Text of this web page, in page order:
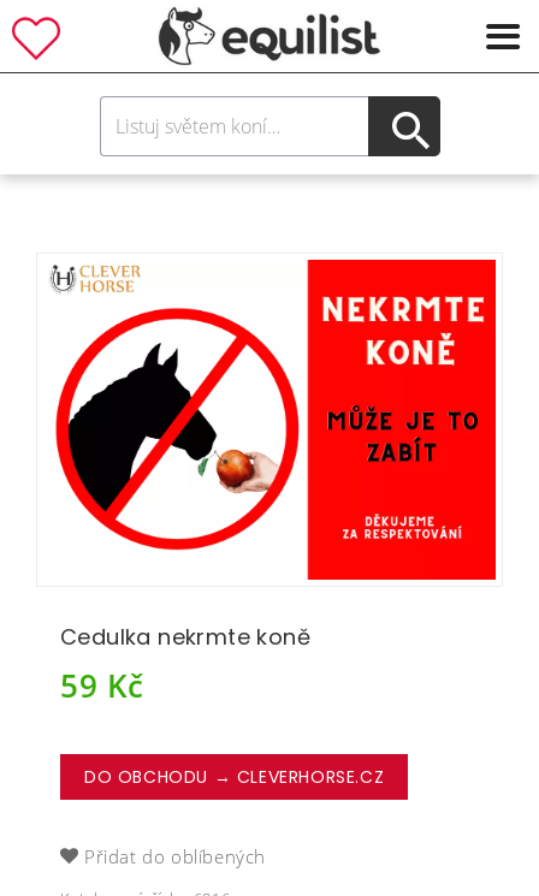
Cedulka nekrmte koně
59 Kč
DO OBCHODU → CLEVERHORSE.CZ
Přidat do oblíbených